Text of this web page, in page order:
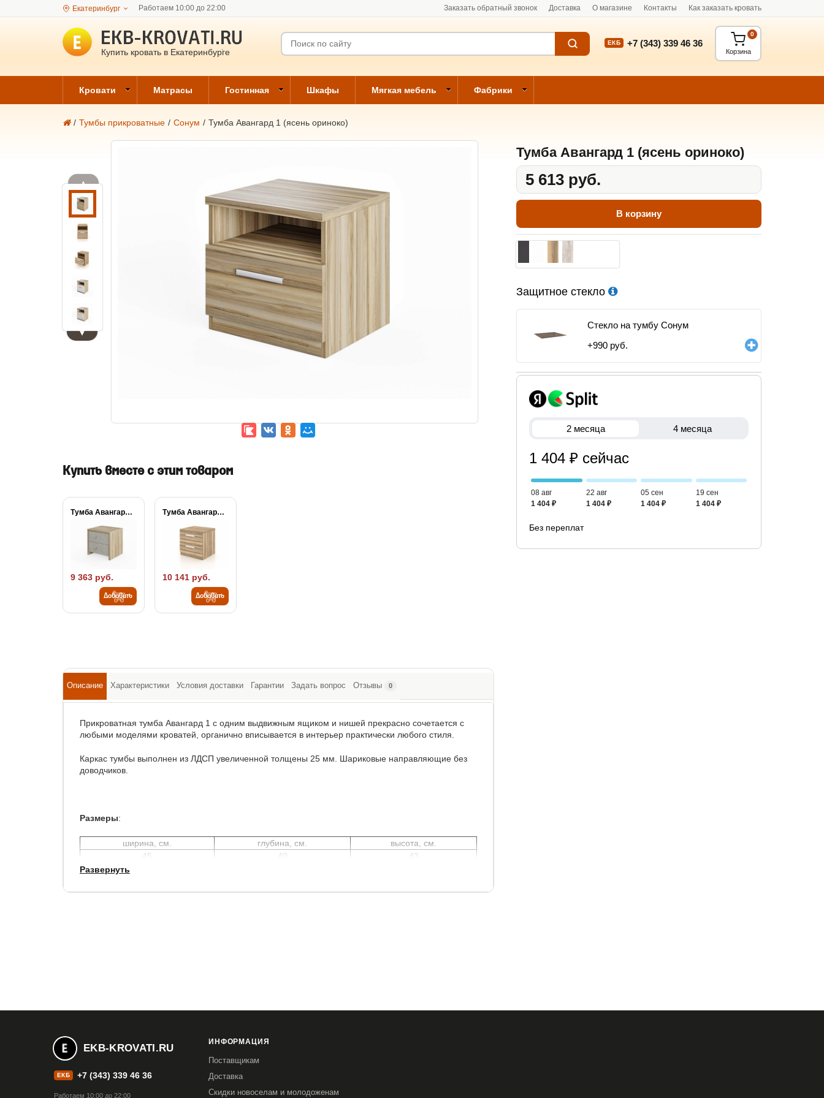
Екатеринбург Работаем 10:00 до 22:00 Заказать обратный звонок Доставка О магазине Контакты Как заказать кровать
Купить кровать в Екатеринбурге
ЕКБ +7 (343) 339 46 36
Корзина
0
Кровати Матрасы Гостинная Шкафы Мягкая мебель Фабрики
/ Тумбы прикроватные / Сонум / Тумба Авангард 1 (ясень ориноко)
▲
▼
Тумба Авангард 1 (ясень ориноко)
5 613 руб.
В корзину
Защитное стекло
Стекло на тумбу Сонум
+990 руб.
2 месяца 4 месяца
1 404 ₽ сейчас
08 авг
1 404 ₽
22 авг
1 404 ₽
05 сен
1 404 ₽
19 сен
1 404 ₽
Без переплат
Купить вместе с этим товаром
Тумба Авангард люкс...
9 363 руб.
Добавить
Тумба Авангард 2...
10 141 руб.
Добавить
Описание Характеристики Условия доставки Гарантии Задать вопрос Отзывы 0
Прикроватная тумба Авангард 1 с одним выдвижным ящиком и нишей прекрасно сочетается с
любыми моделями кроватей, органично вписывается в интерьер практически любого стиля.
Каркас тумбы выполнен из ЛДСП увеличенной толщены 25 мм. Шариковые направляющие без
доводчиков.
Размеры:
ширина, см. глубина, см.
высота, см.
45
40 43
Развернуть
EKB-KROVATI.RU
ЕКБ +7 (343) 339 46 36
Работаем 10:00 до 22:00
ИНФОРМАЦИЯ
Поставщикам
Доставка
Скидки новоселам и молодоженам